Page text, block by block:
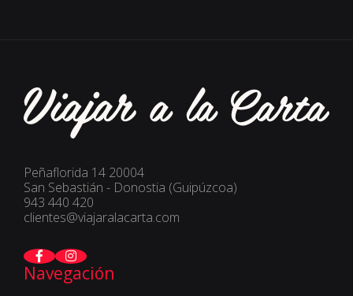
Peñaflorida 14 20004
San Sebastián - Donostia (Guipúzcoa)
943 440 420
clientes@viajaralacarta.com
Navegación